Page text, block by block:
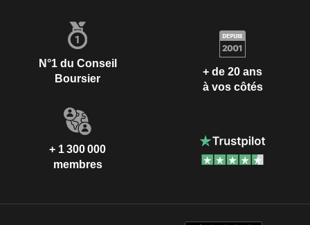
N°1 du Conseil
Boursier
+ de 20 ans
à vos côtés
+ 1 300 000
membres